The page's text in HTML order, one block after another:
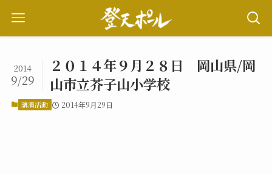
２０１４年９月２８日 岡山県/岡
山市立芥子山小学校
2014
9/29
講演活動 2014年9月29日